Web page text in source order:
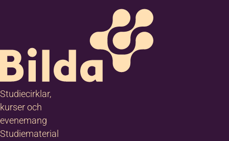
Studiecirklar,
kurser och
evenemang
Studiematerial